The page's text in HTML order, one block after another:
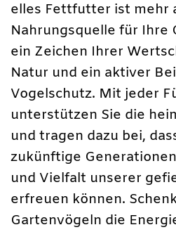
elles Fettfutter ist mehr
Nahrungsquelle für Ihre
ein Zeichen Ihrer
Natur und ein aktiver
Vogelschutz. Mit jeder
unterstützen Sie die
und tragen dazu bei,
zukünftige
und Vielfalt unserer
erfreuen können.
Gartenvögeln die